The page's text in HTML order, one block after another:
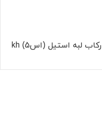
رکاب لبه استیل (اس5) kh